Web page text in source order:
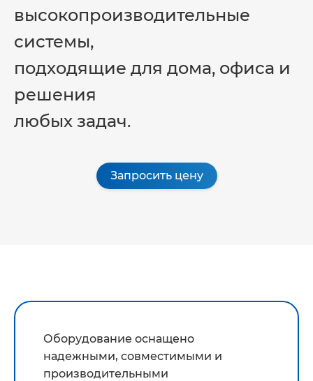
высокопроизводительные
системы,
подходящие для дома, офиса и
решения
любых задач.
Запросить цену
Оборудование оснащено
надежными, совместимыми и
производительными